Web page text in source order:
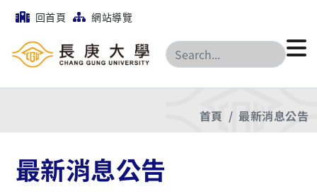
回首頁 網站導覽
搜尋
首頁 最新消息公告
最新消息公告